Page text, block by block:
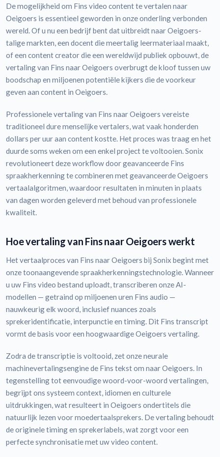
De mogelijkheid om Fins video content te vertalen naar
Oeigoers is essentieel geworden in onze onderling verbonden
wereld. Of u nu een bedrijf bent dat uitbreidt naar Oeigoers-
talige markten, een docent die meertalig leermateriaal maakt,
of een content creator die een wereldwijd publiek opbouwt, de
vertaling van Fins naar Oeigoers overbrugt de kloof tussen uw
boodschap en miljoenen potentiële kijkers die de voorkeur
geven aan content in Oeigoers.
Professionele vertaling van Fins naar Oeigoers vereiste
traditioneel dure menselijke vertalers, wat vaak honderden
dollars per uur aan content kostte. Het proces was traag en het
duurde soms weken om een enkel project te voltooien. Sonix
revolutioneert deze workflow door geavanceerde Fins
spraakherkenning te combineren met geavanceerde Oeigoers
vertaalalgoritmen, waardoor resultaten in minuten in plaats
van dagen worden geleverd met behoud van professionele
kwaliteit.
Hoe vertaling van Fins naar Oeigoers werkt
Het vertaalproces van Fins naar Oeigoers bij Sonix begint met
onze toonaangevende spraakherkenningstechnologie. Wanneer
u uw Fins video bestand uploadt, transcriberen onze AI-
modellen — getraind op miljoenen uren Fins audio —
nauwkeurig elk woord, inclusief nuances zoals
sprekeridentificatie, interpunctie en timing. Dit Fins transcript
vormt de basis voor een hoogwaardige Oeigoers vertaling.
Zodra de transcriptie is voltooid, zet onze neurale
machinevertalingsengine de Fins tekst om naar Oeigoers. In
tegenstelling tot eenvoudige woord-voor-woord vertalingen,
begrijpt ons systeem context, idiomen en culturele
uitdrukkingen, wat resulteert in Oeigoers ondertitels die
natuurlijk lezen voor moedertaalsprekers. De vertaling behoudt
de originele timing en sprekerlabels, wat zorgt voor een
perfecte synchronisatie met uw video content.